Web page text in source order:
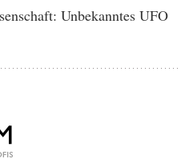
Unbekanntes UFO